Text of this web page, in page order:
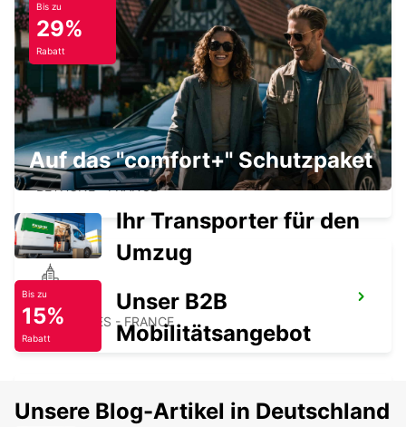
BETHUNE
BETHUNE - FRANCE
BETHUNE BAHNHOF - SERVICE-POINT
BETHUNE - FRANCE
CALAIS
COQUELLES - FRANCE
Bis zu
29%
Rabatt
Auf das "comfort+" Schutzpaket
Ihr Transporter für den
Umzug
Bis zu
15%
Rabatt
Unser B2B
Mobilitätsangebot
Unsere Blog-Artikel in Deutschland